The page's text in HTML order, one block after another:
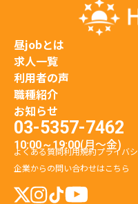
昼jobとは
求人一覧
利用者の声
職種紹介
お知らせ
03-5357-7462
10:00～19:00(月〜金)
よくある質問利用規約プライバ
企業からの問い合わせはこちら